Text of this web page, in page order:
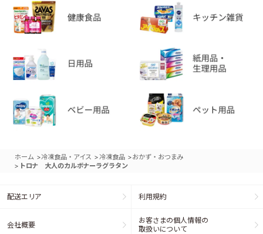
ホーム >冷凍食品・アイス > 冷凍食品 >おかず・おつまみ
> トロナ 大人のカルボナーラグラタン
配送エリア 利用規約
会社概要
お客さまの個人情報の
取扱いについて